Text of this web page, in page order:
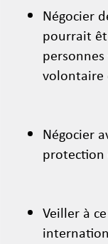
Négocier
pourrait
volontaire
Négocier
protection
Veiller à